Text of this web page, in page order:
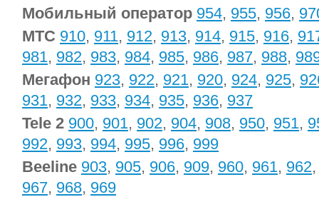
Мобильный оператор 954, 955, 956,
МТС 910, 911, 912, 913, 914, 915, 916,
981, 982, 983, 984, 985, 986, 987, 988,
Мегафон 923, 922, 921, 920, 924, 925,
931, 932, 933, 934, 935, 936, 937
Tele 2 900, 901, 902, 904, 908, 950, 951,
992, 993, 994, 995, 996, 999
Beeline 903, 905, 906, 909, 960, 961, 962
967, 968, 969